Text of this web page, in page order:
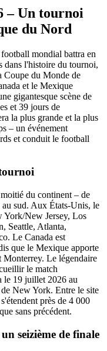
– Un tournoi
du Nord
mondial battra en
dans l'histoire du tournoi,
Coupe du Monde de
et le Mexique
gigantesque scène de
et 39 jours de
la plus grande et la plus
– un événement
et conduit le football
du continent – de
sud. Aux États-Unis, le
York/New Jersey, Los
Seattle, Atlanta,
Le Canada est
que le Mexique apporte
Monterrey. Le légendaire
le match
le 19 juillet 2026 au
New York. Entre le site
près de 4 000
sans précédent.
seizième de finale